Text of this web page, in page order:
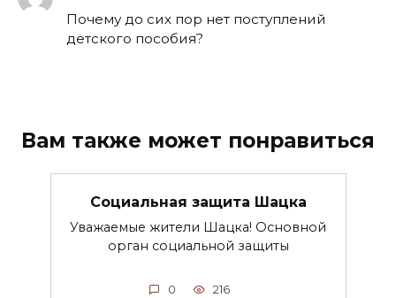
Почему до сих пор нет поступлений
детского пособия?
Вам также может понравиться
Социальная защита Шацка
Уважаемые жители Шацка! Основной
орган социальной защиты
0 216